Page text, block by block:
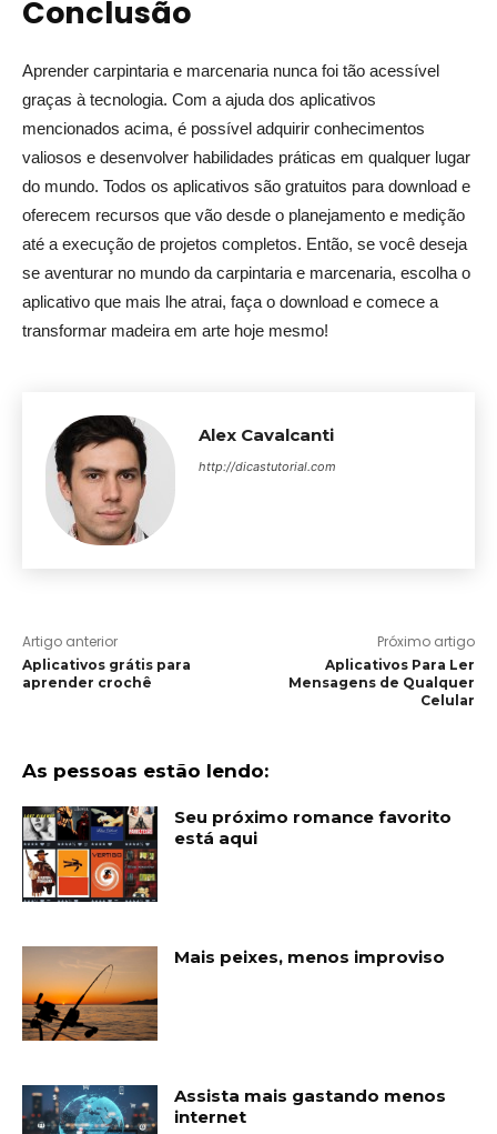
Conclusão
Aprender carpintaria e marcenaria nunca foi tão acessível
graças à tecnologia. Com a ajuda dos aplicativos
mencionados acima, é possível adquirir conhecimentos
valiosos e desenvolver habilidades práticas em qualquer lugar
do mundo. Todos os aplicativos são gratuitos para download e
oferecem recursos que vão desde o planejamento e medição
até a execução de projetos completos. Então, se você deseja
se aventurar no mundo da carpintaria e marcenaria, escolha o
aplicativo que mais lhe atrai, faça o download e comece a
transformar madeira em arte hoje mesmo!
Alex Cavalcanti
http://dicastutorial.com
Artigo anterior
Aplicativos grátis para
aprender crochê
Próximo artigo
Aplicativos Para Ler
Mensagens de Qualquer
Celular
As pessoas estão lendo:
Seu próximo romance favorito
está aqui
Mais peixes, menos improviso
Assista mais gastando menos
internet